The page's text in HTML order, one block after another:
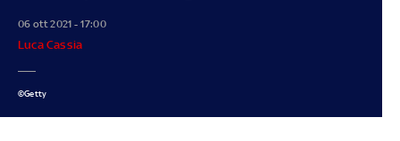
06 ott 2021 - 17:00
Luca Cassia
©Getty